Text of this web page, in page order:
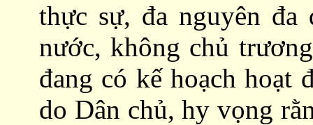
thực sự, đa nguyên
nước, không chủ
đang có kế hoạch hoạt
do Dân chủ, hy vọng